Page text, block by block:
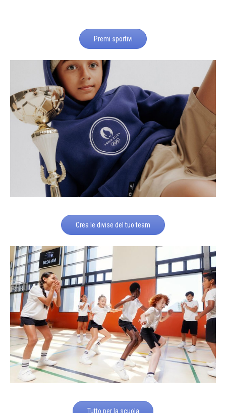
Premi sportivi
Crea le divise del tuo team
Tutto per la scuola